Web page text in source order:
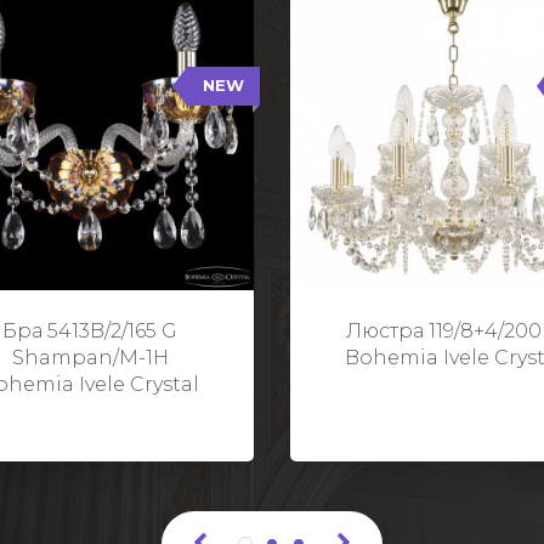
NEW
Бра 5413B/2/165 G
Shampan/M-1H
Ivele Crystal
2/165 G Shampan/M-1H
Тип: Хрустальные
арматуры: Золото/
Кол-во ламп: 2
Ширина: 35 см
Люстра 119/8+4/200
Bohemia Ivele
119/8+4/200 G
Тип: Стеклянный рожок
Цвет арматуры:
Кол-во ламп:
Диаметр: 58